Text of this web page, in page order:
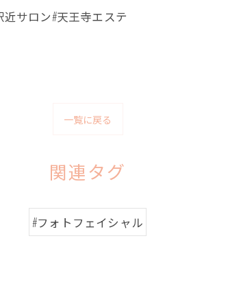
サロン#天王寺エステ
一覧に戻る
関連タグ
#フォトフェイシャル